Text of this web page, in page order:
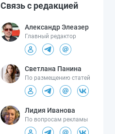
Связь с редакцией
Александр Элеазер
Главный редактор
Светлана Панина
По размещению статей
Лидия Иванова
По вопросам рекламы